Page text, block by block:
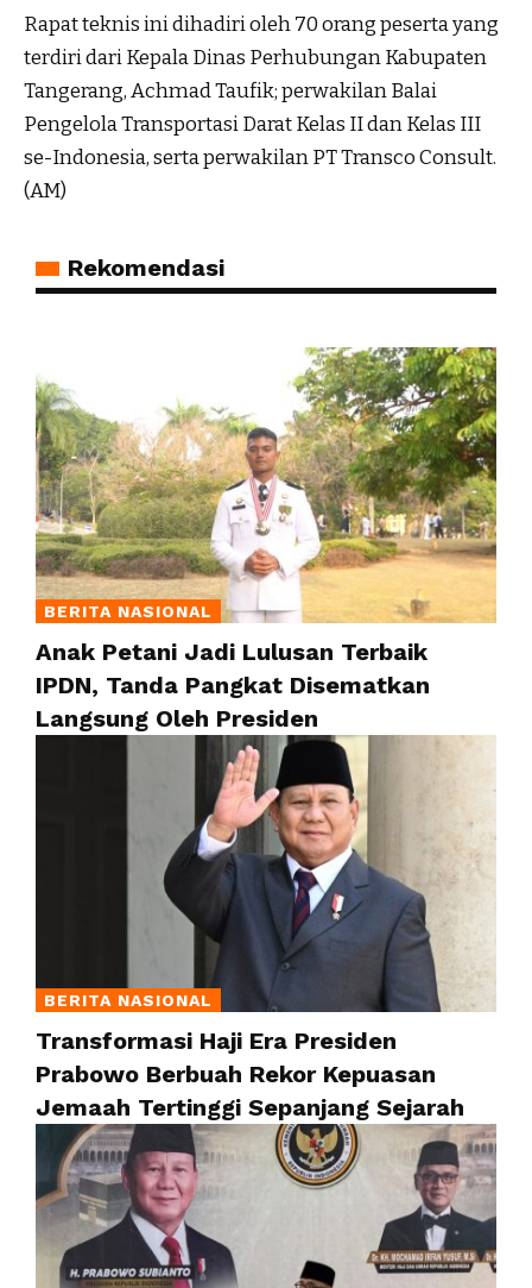
Rapat teknis ini dihadiri oleh 70 orang peserta yang
terdiri dari Kepala Dinas Perhubungan Kabupaten
Tangerang, Achmad Taufik; perwakilan Balai
Pengelola Transportasi Darat Kelas II dan Kelas III
se-Indonesia, serta perwakilan PT Transco Consult.
(AM)
Rekomendasi
BERITA NASIONAL
Anak Petani Jadi Lulusan Terbaik
IPDN, Tanda Pangkat Disematkan
Langsung Oleh Presiden
BERITA NASIONAL
Transformasi Haji Era Presiden
Prabowo Berbuah Rekor Kepuasan
Jemaah Tertinggi Sepanjang Sejarah